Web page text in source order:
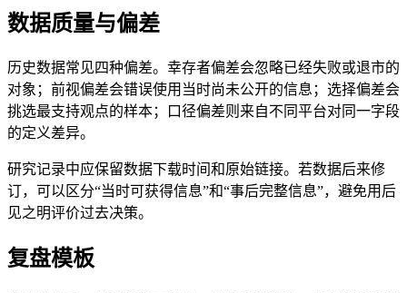
数据质量与偏差
历史数据常见四种偏差。幸存者偏差会忽略已经失败或退市的
对象；前视偏差会错误使用当时尚未公开的信息；选择偏差会
挑选最支持观点的样本；口径偏差则来自不同平台对同一字段
的定义差异。
研究记录中应保留数据下载时间和原始链接。若数据后来修
订，可以区分“当时可获得信息”和“事后完整信息”，避免用后
见之明评价过去决策。
复盘模板